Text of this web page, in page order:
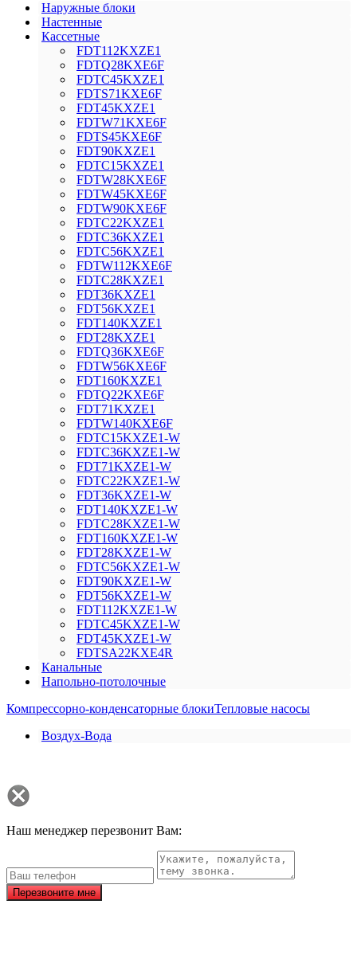
Наружные блоки
Настенные
Кассетные
FDT112KXZE1
FDTQ28KXE6F
FDTC45KXZE1
FDTS71KXE6F
FDT45KXZE1
FDTW71KXE6F
FDTS45KXE6F
FDT90KXZE1
FDTC15KXZE1
FDTW28KXE6F
FDTW45KXE6F
FDTW90KXE6F
FDTC22KXZE1
FDTC36KXZE1
FDTC56KXZE1
FDTW112KXE6F
FDTC28KXZE1
FDT36KXZE1
FDT56KXZE1
FDT140KXZE1
FDT28KXZE1
FDTQ36KXE6F
FDTW56KXE6F
FDT160KXZE1
FDTQ22KXE6F
FDT71KXZE1
FDTW140KXE6F
FDTC15KXZE1-W
FDTC36KXZE1-W
FDT71KXZE1-W
FDTC22KXZE1-W
FDT36KXZE1-W
FDT140KXZE1-W
FDTC28KXZE1-W
FDT160KXZE1-W
FDT28KXZE1-W
FDTC56KXZE1-W
FDT90KXZE1-W
FDT56KXZE1-W
FDT112KXZE1-W
FDTC45KXZE1-W
FDT45KXZE1-W
FDTSA22KXE4R
Канальные
Напольно-потолочные
Компрессорно-конденсаторные блокиТепловые насосы
Воздух-Вода
Наш менеджер перезвонит Вам:
Перезвоните мне